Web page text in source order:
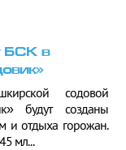
БСК в
содовой
будут созданы
и отдыха горожан.
мл...